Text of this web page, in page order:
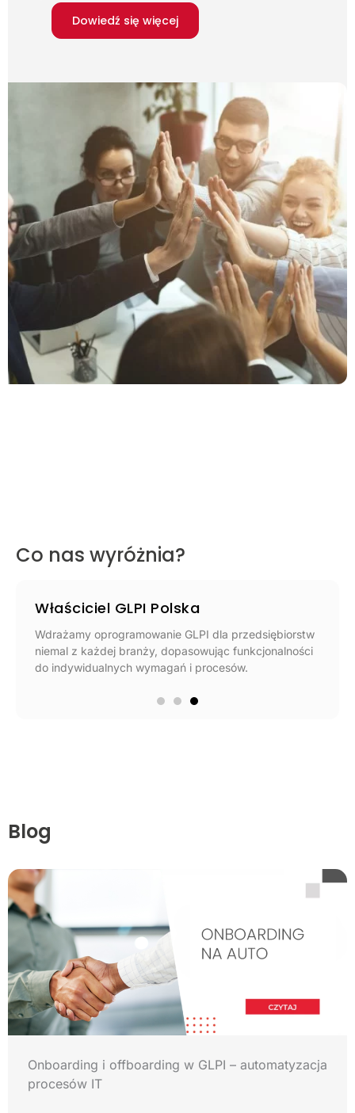
Dowiedź się więcej
Co nas wyróżnia?
Właściciel GLPI Polska
Wdrażamy oprogramowanie GLPI dla przedsiębiorstw
niemal z każdej branży, dopasowując funkcjonalności
do indywidualnych wymagań i procesów.
Blog
Onboarding i offboarding w GLPI – automatyzacja
procesów IT